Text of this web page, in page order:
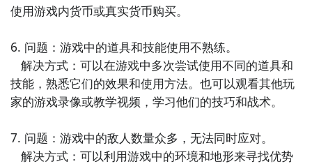
使用游戏内货币或真实货币购买。
6. 问题：游戏中的道具和技能使用不熟练。
技能，熟悉它们的效果和使用方法。也可以观看其他玩
家的游戏录像或教学视频，学习他们的技巧和战术。
7. 问题：游戏中的敌人数量众多，无法同时应对。